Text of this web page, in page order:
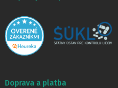
Doprava a platba